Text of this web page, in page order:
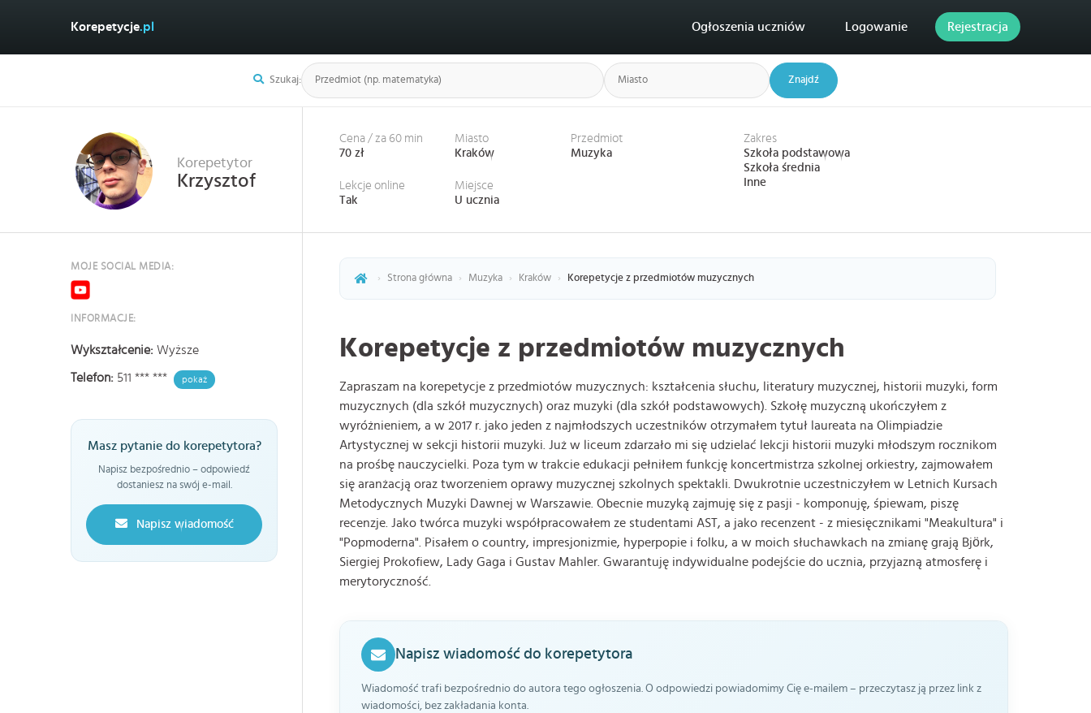
Korepetycje.pl Ogłoszenia uczniów Logowanie Rejestracja
Szukaj: Znajdź
Korepetytor
Krzysztof
MOJE SOCIAL MEDIA:
INFORMACJE:
Wykształcenie: Wyższe
Telefon: 511 *** *** pokaż
Masz pytanie do korepetytora?
Napisz bezpośrednio – odpowiedź
dostaniesz na swój e-mail.
Napisz wiadomość
Cena / za 60 min
70 zł
Lekcje online
Tak
Miasto
Kraków
Miejsce
U ucznia
Przedmiot
Muzyka
Zakres
Szkoła podstawowa
Szkoła średnia
Inne
› Strona główna › Muzyka › Kraków › Korepetycje z przedmiotów muzycznych
Korepetycje z przedmiotów muzycznych
Zapraszam na korepetycje z przedmiotów muzycznych: kształcenia słuchu, literatury muzycznej, historii muzyki, form
muzycznych (dla szkół muzycznych) oraz muzyki (dla szkół podstawowych). Szkołę muzyczną ukończyłem z
wyróżnieniem, a w 2017 r. jako jeden z najmłodszych uczestników otrzymałem tytuł laureata na Olimpiadzie
Artystycznej w sekcji historii muzyki. Już w liceum zdarzało mi się udzielać lekcji historii muzyki młodszym rocznikom
na prośbę nauczycielki. Poza tym w trakcie edukacji pełniłem funkcję koncertmistrza szkolnej orkiestry, zajmowałem
się aranżacją oraz tworzeniem oprawy muzycznej szkolnych spektakli. Dwukrotnie uczestniczyłem w Letnich Kursach
Metodycznych Muzyki Dawnej w Warszawie. Obecnie muzyką zajmuję się z pasji - komponuję, śpiewam, piszę
recenzje. Jako twórca muzyki współpracowałem ze studentami AST, a jako recenzent - z miesięcznikami "Meakultura" i
"Popmoderna". Pisałem o country, impresjonizmie, hyperpopie i folku, a w moich słuchawkach na zmianę grają Björk,
Siergiej Prokofiew, Lady Gaga i Gustav Mahler. Gwarantuję indywidualne podejście do ucznia, przyjazną atmosferę i
merytoryczność.
Napisz wiadomość do korepetytora
Wiadomość trafi bezpośrednio do autora tego ogłoszenia. O odpowiedzi powiadomimy Cię e-mailem – przeczytasz ją przez link z
wiadomości, bez zakładania konta.